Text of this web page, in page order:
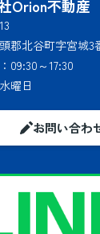
Orion不動産
郡北谷町字宮城3
09:30～17:30
水曜日
お問い合わ